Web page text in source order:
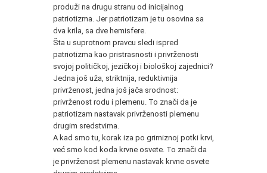
produži na drugu stranu od inicijalnog
patriotizma. Jer patriotizam je tu osovina sa
dva krila, sa dve hemisfere.
Šta u suprotnom pravcu sledi ispred
patriotizma kao pristrasnosti i privrženosti
svojoj političkoj, jezičkoj i biološkoj zajednici?
Jedna još uža, striktnija, reduktivnija
privrženost, jedna još jača srodnost:
privrženost rodu i plemenu. To znači da je
patriotizam nastavak privrženosti plemenu
drugim sredstvima.
A kad smo tu, korak iza po grimiznoj potki krvi,
već smo kod koda krvne osvete. To znači da
je privrženost plemenu nastavak krvne osvete